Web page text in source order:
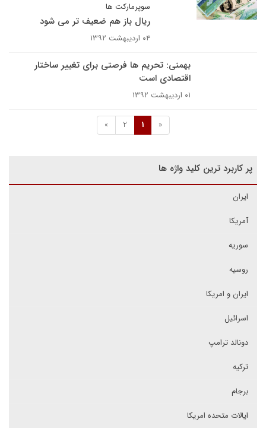
سوپرمارکت ها
ریال باز هم ضعیف تر می شود
۰۴ اردیبهشت ۱۳۹۲
بهمنی: تحریم ها فرصتی برای تغییر ساختار
اقتصادی است
۰۱ اردیبهشت ۱۳۹۲
«
1
2
»
پر کاربرد ترین کلید واژه ها
ایران
آمریکا
سوریه
روسیه
ایران و امریکا
اسرائیل
دونالد ترامپ
ترکیه
برجام
ایالات متحده امریکا